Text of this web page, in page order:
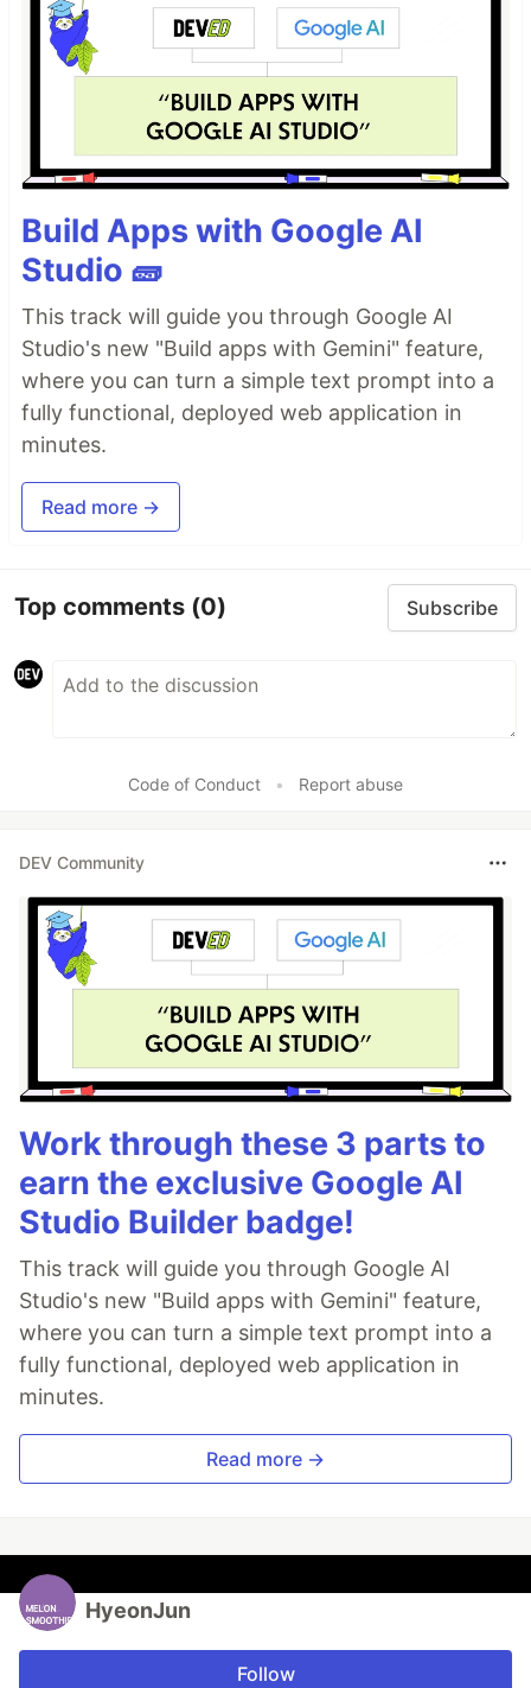
Build Apps with Google AI
Studio 🧱
This track will guide you through Google AI
Studio's new "Build apps with Gemini" feature,
where you can turn a simple text prompt into a
fully functional, deployed web application in
minutes.
Read more →
Top comments (0) Subscribe
Code of Conduct • Report abuse
DEV Community
Work through these 3 parts to
earn the exclusive Google AI
Studio Builder badge!
This track will guide you through Google AI
Studio's new "Build apps with Gemini" feature,
where you can turn a simple text prompt into a
fully functional, deployed web application in
minutes.
Read more →
HyeonJun
Follow